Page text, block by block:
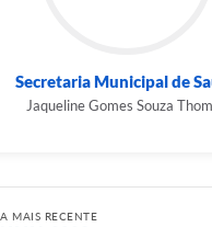
Secretaria Municipal de
Jaqueline Gomes Souza
MAIS RECENTE